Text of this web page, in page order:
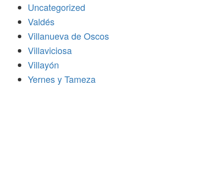
Uncategorized
Valdés
Villanueva de Oscos
Villaviciosa
Villayón
Yernes y Tameza